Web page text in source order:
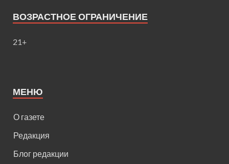
ВОЗРАСТНОЕ ОГРАНИЧЕНИЕ
21+
МЕНЮ
О газете
Редакция
Блог редакции